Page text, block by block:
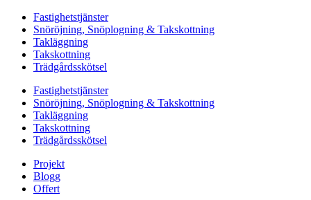
Fastighetstjänster
Snöröjning, Snöplogning & Takskottning
Takläggning
Takskottning
Trädgårdsskötsel
Fastighetstjänster
Snöröjning, Snöplogning & Takskottning
Takläggning
Takskottning
Trädgårdsskötsel
Projekt
Blogg
Offert